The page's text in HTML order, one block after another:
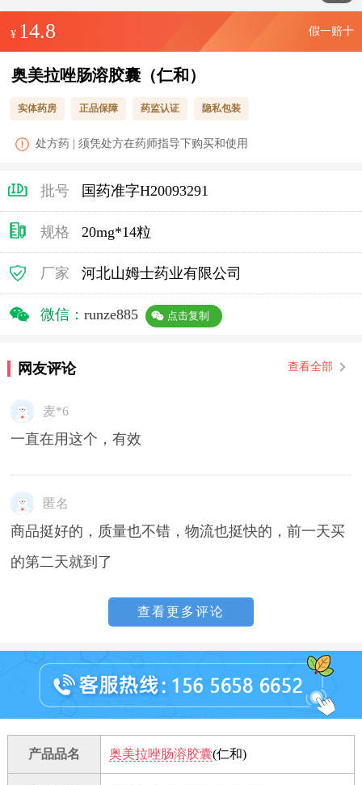
¥ 14.8 假一赔十
奥美拉唑肠溶胶囊（仁和）
实体药房 正品保障 药监认证 隐私包装
处方药 | 须凭处方在药师指导下购买和使用
批号 国药准字H20093291
规格 20mg*14粒
厂家 河北山姆士药业有限公司
微信： runze885 点击复制
网友评论 查看全部
麦*6
一直在用这个，有效
匿名
商品挺好的，质量也不错，物流也挺快的，前一天买
的第二天就到了
查看更多评论
产品品名 奥美拉唑肠溶胶囊(仁和)